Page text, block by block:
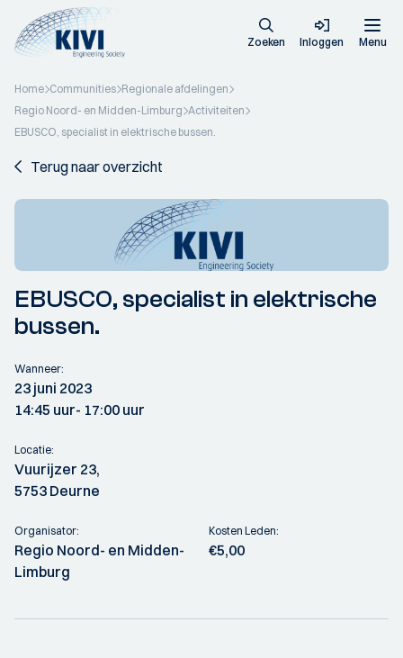
Zoeken Inloggen Menu
Home Communities Regionale afdelingen
Regio Noord- en Midden-Limburg Activiteiten
EBUSCO, specialist in elektrische bussen.
Terug naar overzicht
EBUSCO, specialist in elektrische
bussen.
Wanneer:
23 juni 2023
14:45 uur- 17:00 uur
Locatie:
Vuurijzer 23,
5753 Deurne
Organisator:
Regio Noord- en Midden-
Limburg
Kosten Leden:
€5,00